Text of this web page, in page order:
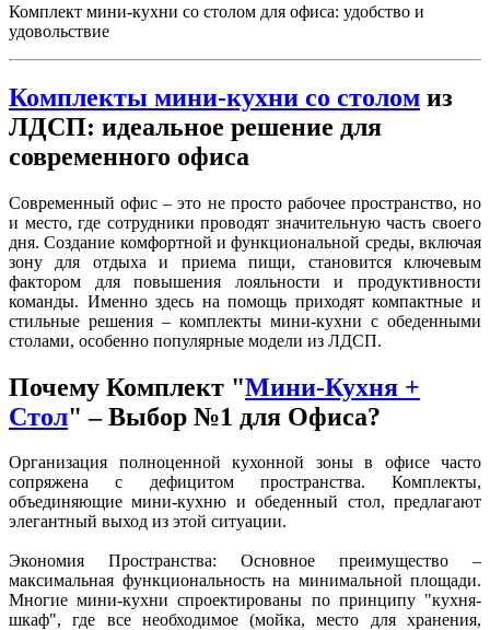
Комплект мини-кухни со столом для офиса: удобство и
удовольствие
Комплекты мини-кухни со столом из
ЛДСП: идеальное решение для
современного офиса
Современный офис – это не просто рабочее пространство, но
и место, где сотрудники проводят значительную часть своего
дня. Создание комфортной и функциональной среды, включая
зону для отдыха и приема пищи, становится ключевым
фактором для повышения лояльности и продуктивности
команды. Именно здесь на помощь приходят компактные и
стильные решения – комплекты мини-кухни с обеденными
столами, особенно популярные модели из ЛДСП.
Почему Комплект "Мини-Кухня +
Стол" – Выбор №1 для Офиса?
Организация полноценной кухонной зоны в офисе часто
сопряжена с дефицитом пространства. Комплекты,
объединяющие мини-кухню и обеденный стол, предлагают
элегантный выход из этой ситуации.
Экономия Пространства: Основное преимущество –
максимальная функциональность на минимальной площади.
Многие мини-кухни спроектированы по принципу "кухня-
шкаф", где все необходимое (мойка, место для хранения,